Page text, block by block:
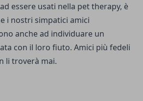
essere usati nella pet therapy, è
i nostri simpatici amici
anche ad individuare un
con il loro fiuto. Amici più fedeli
li troverà mai.